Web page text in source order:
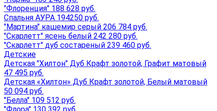
"Флоренция" 188 628 руб.
Спальня АУРА 194250 руб.
"Мартина" кашемир серый 206 784 руб.
"Скарлетт" ясень белый 242 280 руб.
"Скарлетт" дуб состареный 239 460 руб.
Детские
Детская "Хилтон" Дуб Крафт золотой, Графит матовый
47 495 руб.
Детская «Хилтон» Дуб Крафт золотой, Белый матовый
50 094 руб.
"Белла" 109 512 руб.